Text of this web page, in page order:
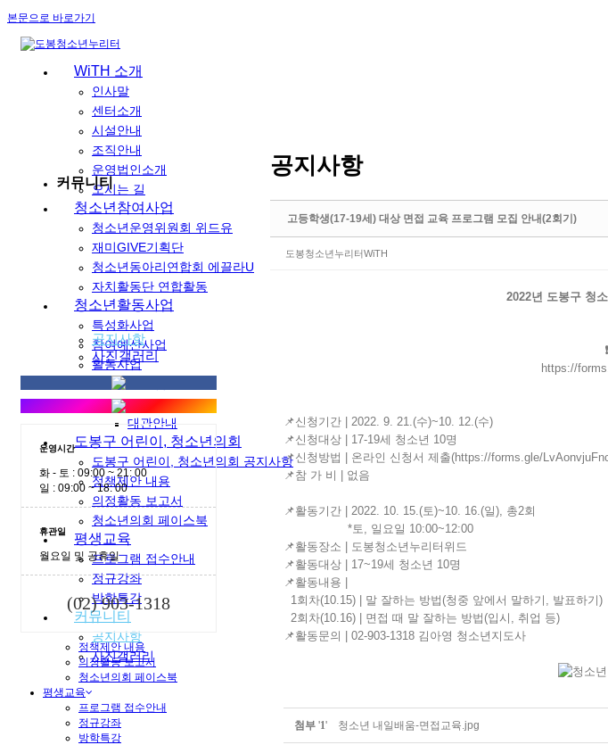
본문으로 바로가기
WiTH 소개
인사말
센터소개
시설안내
조직안내
운영법인소개
오시는 길
청소년참여사업
청소년운영위원회 위드유
재미GIVE기획단
청소년동아리연합회 에끌라U
자치활동단 연합활동
청소년활동사업
특성화사업
참여예산사업
활동사업
자율공간사업
Play WiTH
대관안내
도봉구 어린이, 청소년의회
도봉구 어린이, 청소년의회 공지사항
정책제안 내용
의정활동 보고서
청소년의회 페이스북
평생교육
프로그램 접수안내
정규강좌
방학특강
커뮤니티
공지사항
사진갤러리
공지사항
고등학생(17-19세) 대상 면접 교육 프로그램 모집 안내(2회기)
도봉청소년누리터WiTH
2022년 도봉구 청
https://
📌신청기간 | 2022. 9. 21.(수)~10. 12.(수)
📌신청대상 | 17-19세 청소년 10명
📌신청방법 | 온라인 신청서 제출(https://forms.gle/
📌참 가 비 | 없음
📌활동기간 | 2022. 10. 15.(토)~10. 16.(일), 총2회
*토, 일요일 10:00~12:00
📌활동장소 | 도봉청소년누리터위드
📌활동대상 | 17~19세 청소년 10명
📌활동내용 |
1회차(10.15) | 말 잘하는 방법(청중 앞에서 말하기, 발표하기)
2회차(10.16) | 면접 때 말 잘하는 방법(입시, 취업 등)
📌활동문의 | 02-903-1318 김아영 청소년지도사
첨부 '1' 청소년 내일배움-면접교육.jpg
커뮤니티
공지사항
사진갤러리
운영시간
화 - 토 : 09:00 ~ 21: 00
일 : 09:00 ~ 18: 00
휴관일
월요일 및 공휴일
(02) 903-1318
정책제안 내용
의정활동 보고서
청소년의회 페이스북
평생교육
프로그램 접수안내
정규강좌
방학특강